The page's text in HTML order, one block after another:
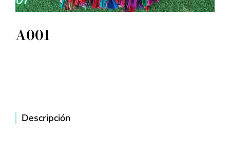
A001
Descripción